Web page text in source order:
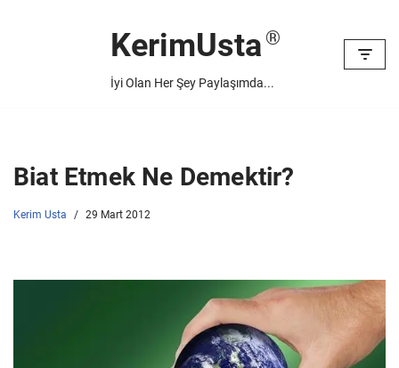
KerimUsta
İyi Olan Her Şey Paylaşımda...
Biat Etmek Ne Demektir?
Kerim Usta 29 Mart 2012